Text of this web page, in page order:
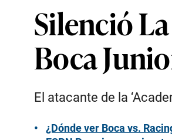
Silenció
Boca
El atacante de la
¿Dónde ver Boca vs.